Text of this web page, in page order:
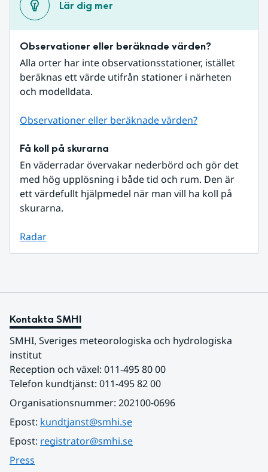
Lär dig mer
Observationer eller beräknade värden?
Alla orter har inte observationsstationer, istället
beräknas ett värde utifrån stationer i närheten
och modelldata.
Observationer eller beräknade värden?
Få koll på skurarna
En väderradar övervakar nederbörd och gör det
med hög upplösning i både tid och rum. Den är
ett värdefullt hjälpmedel när man vill ha koll på
skurarna.
Radar
Kontakta SMHI
SMHI, Sveriges meteorologiska och hydrologiska
institut
Reception och växel: 011-495 80 00
Telefon kundtjänst: 011-495 82 00
Organisationsnummer: 202100-0696
Epost: kundtjanst@smhi.se
Epost: registrator@smhi.se
Press